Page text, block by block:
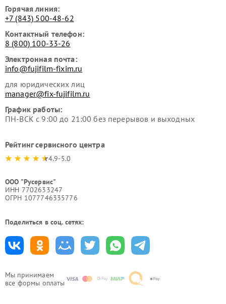
Мы принимаем
все формы оплаты
Горячая линия:
+7 (843) 500-48-62
Контактный телефон:
8 (800) 100-33-26
Электронная почта:
info@fujifilm-fixim.ru
для юридических лиц
manager@fix-fujifilm.ru
График работы:
ПН-ВСК с 9:00 до 21:00 без перерывов и выходных
Рейтинг сервисного центра
4.9-5.0
ООО "Русервис"
ИНН 7702633247
ОГРН 1077746335776
Поделиться в соц. сетях: